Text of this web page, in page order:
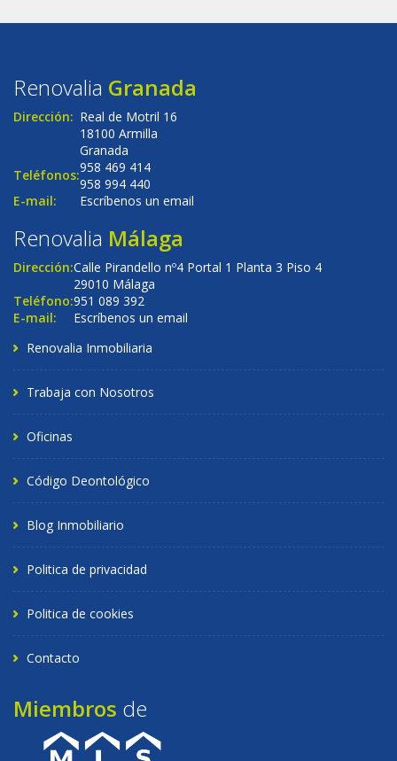
Renovalia Granada
Dirección: Real de Motril 16
18100 Armilla
Granada
Teléfonos:958 469 414
958 994 440
E-mail:
Escríbenos un email
Renovalia Málaga
Dirección:Calle Pirandello nº4 Portal 1 Planta 3 Piso 4
29010 Málaga
Teléfono:951 089 392
E-mail:
Escríbenos un email
Renovalia Inmobiliaria
Trabaja con Nosotros
Oficinas
Código Deontológico
Blog Inmobiliario
Politica de privacidad
Politica de cookies
Contacto
Miembros de